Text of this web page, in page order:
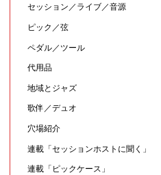
セッション／ライブ／音源
ピック／弦
ペダル／ツール
代用品
地域とジャズ
歌伴／デュオ
穴場紹介
連載「セッションホストに聞く」
連載「ピックケース」